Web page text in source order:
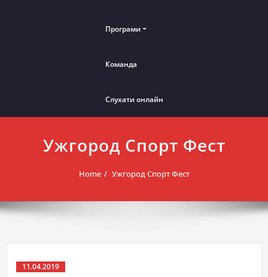
Програми
Команда
Слухати онлайн
Ужгород Спорт Фест
Home Ужгород Спорт Фест
11.04.2019